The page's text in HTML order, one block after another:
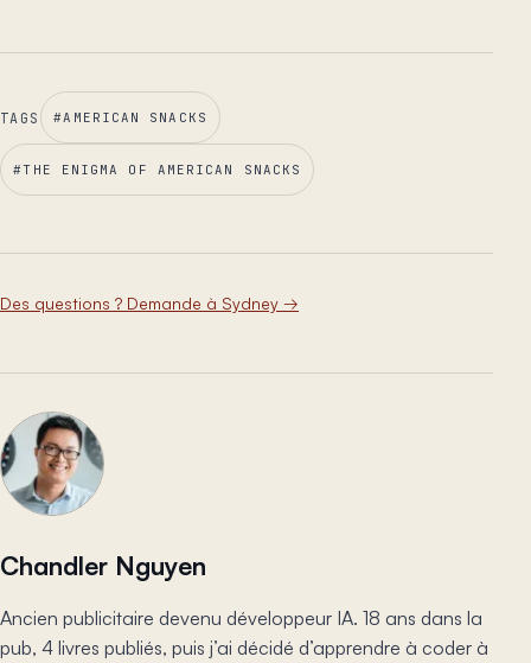
TAGS #AMERICAN SNACKS
#THE ENIGMA OF AMERICAN SNACKS
Des questions ? Demande à Sydney →
Chandler Nguyen
Ancien publicitaire devenu développeur IA. 18 ans dans la
pub, 4 livres publiés, puis j’ai décidé d’apprendre à coder à